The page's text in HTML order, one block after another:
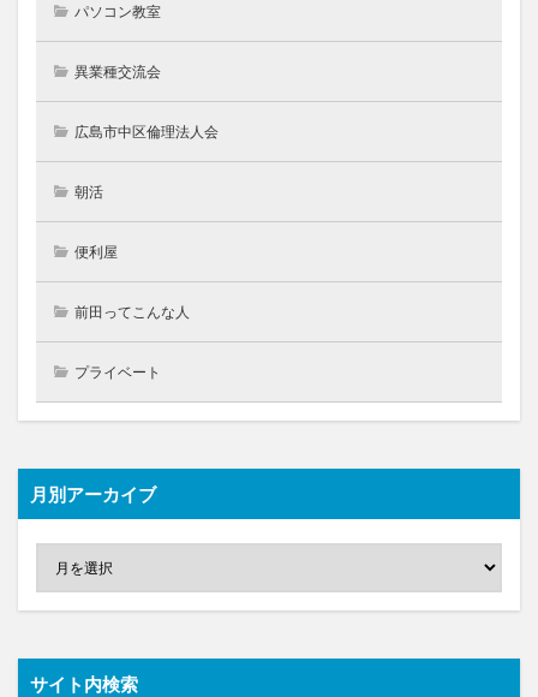
パソコン教室
異業種交流会
広島市中区倫理法人会
朝活
便利屋
前田ってこんな人
プライベート
月別アーカイブ
サイト内検索